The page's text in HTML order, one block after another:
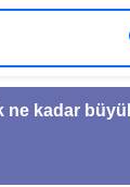
ne kadar